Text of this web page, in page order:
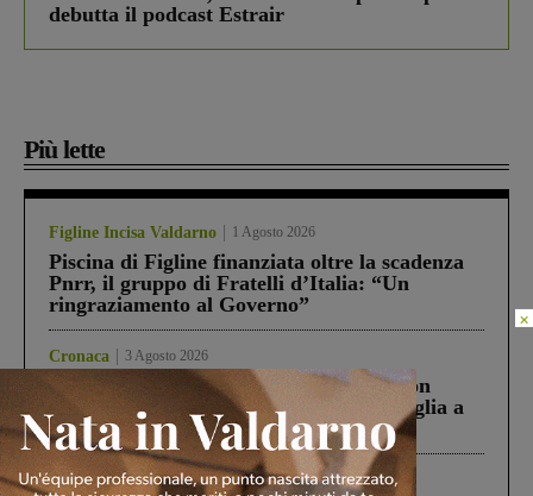
debutta il podcast Estrair
Più lette
Figline Incisa Valdarno 1 Agosto 2026
Piscina di Figline finanziata oltre la scadenza
Pnrr, il gruppo di Fratelli d’Italia: “Un
ringraziamento al Governo”
Cronaca 3 Agosto 2026
Scomparso da una struttura di Castiglion
Fiorentino l’uomo che aveva ucciso la figlia a
Levane nel 2020
Cronaca 4 Agosto 2026